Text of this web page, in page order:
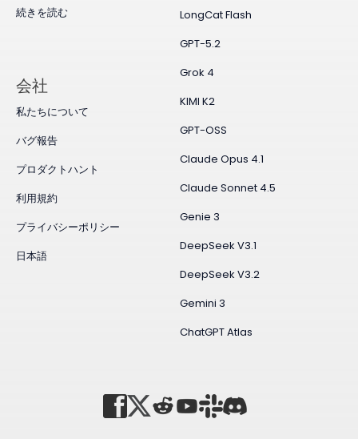
続きを読む
LongCat Flash
GPT-5.2
Grok 4
KIMI K2
GPT-OSS
Claude Opus 4.1
Claude Sonnet 4.5
Genie 3
DeepSeek V3.1
DeepSeek V3.2
Gemini 3
ChatGPT Atlas
会社
私たちについて
バグ報告
プロダクトハント
利用規約
プライバシーポリシー
日本語